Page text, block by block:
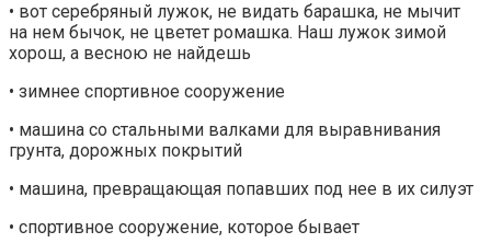
• вот серебряный лужок, не видать барашка, не мычит
на нем бычок, не цветет ромашка. Наш лужок зимой
хорош, а весною не найдешь
• зимнее спортивное сооружение
• машина со стальными валками для выравнивания
грунта, дорожных покрытий
• машина, превращающая попавших под нее в их силуэт
• спортивное сооружение, которое бывает